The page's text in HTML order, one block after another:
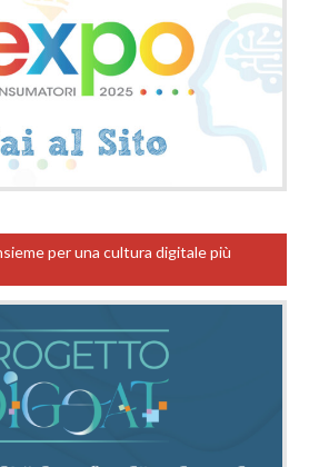
per una cultura digitale più